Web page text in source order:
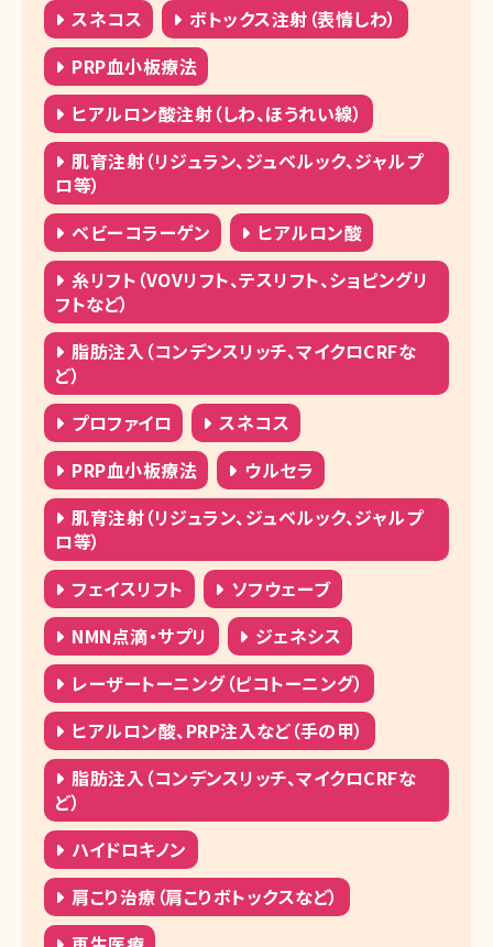
スネコス
ボトックス注射（表情しわ）
PRP血小板療法
ヒアルロン酸注射（しわ、ほうれい線）
肌育注射（リジュラン、ジュベルック、ジャルプ
ロ等）
ベビーコラーゲン
ヒアルロン酸
糸リフト（VOVリフト、テスリフト、ショピングリ
フトなど）
脂肪注入（コンデンスリッチ、マイクロCRFな
ど）
プロファイロ
スネコス
PRP血小板療法
ウルセラ
肌育注射（リジュラン、ジュベルック、ジャルプ
ロ等）
フェイスリフト
ソフウェーブ
NMN点滴・サプリ
ジェネシス
レーザートーニング（ピコトーニング）
ヒアルロン酸、PRP注入など（手の甲）
脂肪注入（コンデンスリッチ、マイクロCRFな
ど）
ハイドロキノン
肩こり治療（肩こりボトックスなど）